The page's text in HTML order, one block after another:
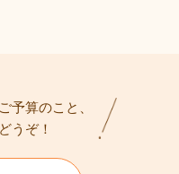
予算のこと、
うぞ！